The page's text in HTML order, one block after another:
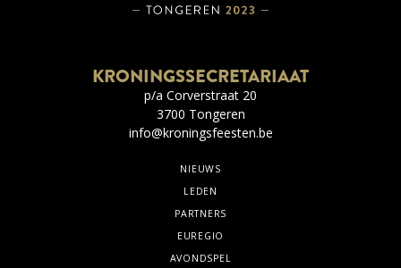
KRONINGSSECRETARIAAT
p/a Corverstraat 20
3700 Tongeren
info@kroningsfeesten.be
NIEUWS
LEDEN
PARTNERS
EUREGIO
AVONDSPEL